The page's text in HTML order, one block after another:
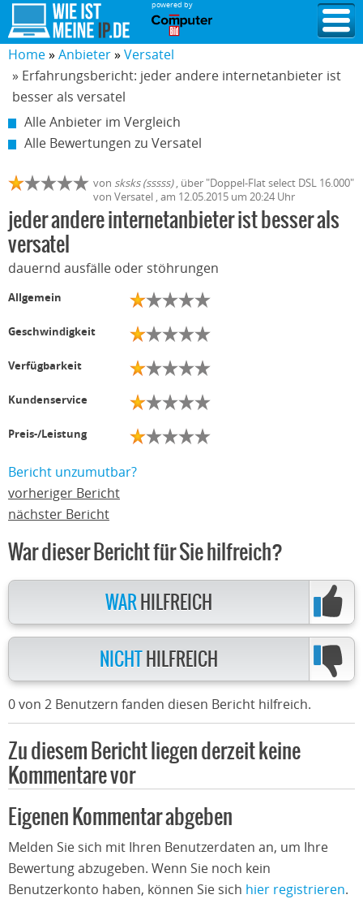
powered by
Home Anbieter
Versatel
» Erfahrungsbericht: jeder andere internetanbieter ist
besser als versatel
Alle Anbieter im Vergleich
Alle Bewertungen zu Versatel
von sksks (sssss), über "Doppel-Flat select DSL 16.000"
von Versatel , am 12.05.2015 um 20:24 Uhr
jeder andere internetanbieter ist besser als
versatel
dauernd ausfälle oder stöhrungen
Allgemein
Geschwindigkeit
Verfügbarkeit
Kundenservice
Preis-/Leistung
Bericht unzumutbar?
vorheriger Bericht
nächster Bericht
War dieser Bericht für Sie hilfreich?
WAR HILFREICH
NICHT HILFREICH
0 von 2 Benutzern fanden diesen Bericht hilfreich.
Zu diesem Bericht liegen derzeit keine
Kommentare vor
Eigenen Kommentar abgeben
Melden Sie sich mit Ihren Benutzerdaten an, um Ihre
Bewertung abzugeben. Wenn Sie noch kein
Benutzerkonto haben, können Sie sich hier registrieren.